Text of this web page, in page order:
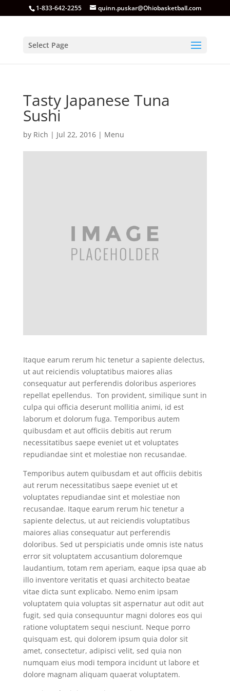
1-833-642-2255 quinn.puskar@Ohiobasketball.com
Select Page
Tasty Japanese Tuna
Sushi
by Rich | Jul 22, 2016| Menu
Itaque earum rerum hic tenetur a sapiente delectus,
ut aut reiciendis voluptatibus maiores alias
consequatur aut perferendis doloribus asperiores
repellat epellendus. Ton provident, similique sunt in
culpa qui officia deserunt mollitia animi, id est
laborum et dolorum fuga. Temporibus autem
quibusdam et aut officiis debitis aut rerum
necessitatibus saepe eveniet ut et voluptates
repudiandae sint et molestiae non recusandae.
Temporibus autem quibusdam et aut officiis debitis
aut rerum necessitatibus saepe eveniet ut et
voluptates repudiandae sint et molestiae non
recusandae. Itaque earum rerum hic tenetur a
sapiente delectus, ut aut reiciendis voluptatibus
maiores alias consequatur aut perferendis
doloribus. Sed ut perspiciatis unde omnis iste natus
error sit voluptatem accusantium doloremque
laudantium, totam rem aperiam, eaque ipsa quae ab
illo inventore veritatis et quasi architecto beatae
vitae dicta sunt explicabo. Nemo enim ipsam
voluptatem quia voluptas sit aspernatur aut odit aut
fugit, sed quia consequuntur magni dolores eos qui
ratione voluptatem sequi nesciunt. Neque porro
quisquam est, qui dolorem ipsum quia dolor sit
amet, consectetur, adipisci velit, sed quia non
numquam eius modi tempora incidunt ut labore et
dolore magnam aliquam quaerat voluptatem.